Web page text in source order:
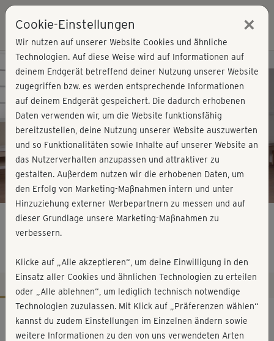
Play
Video
Kursvorschau - Jetzt mitmachen!
Rückentraining 2 - komplett
Workout-Facts
leicht
Cookie-Einstellungen ×
Wir nutzen auf unserer Website Cookies und ähnliche
Technologien. Auf diese Weise wird auf Informationen auf
deinem Endgerät betreffend deiner Nutzung unserer Website
zugegriffen bzw. es werden entsprechende Informationen
auf deinem Endgerät gespeichert. Die dadurch erhobenen
Daten verwenden wir, um die Website funktionsfähig
bereitzustellen, deine Nutzung unserer Website auszuwerten
und so Funktionalitäten sowie Inhalte auf unserer Website an
das Nutzerverhalten anzupassen und attraktiver zu
gestalten. Außerdem nutzen wir die erhobenen Daten, um
den Erfolg von Marketing-Maßnahmen intern und unter
Hinzuziehung externer Werbepartnern zu messen und auf
dieser Grundlage unsere Marketing-Maßnahmen zu
verbessern.
Klicke auf „Alle akzeptieren“, um deine Einwilligung in den
Einsatz aller Cookies und ähnlichen Technologien zu erteilen
oder „Alle ablehnen“, um lediglich technisch notwendige
Technologien zuzulassen. Mit Klick auf „Präferenzen wählen“
kannst du zudem Einstellungen im Einzelnen ändern sowie
weitere Informationen zu den von uns verwendeten Arten